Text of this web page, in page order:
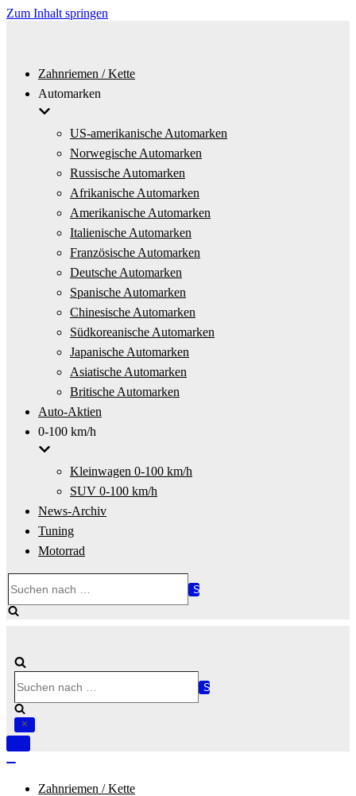
Zum Inhalt springen
Zahnriemen / Kette
Automarken
US-amerikanische Automarken
Norwegische Automarken
Russische Automarken
Afrikanische Automarken
Amerikanische Automarken
Italienische Automarken
Französische Automarken
Deutsche Automarken
Spanische Automarken
Chinesische Automarken
Südkoreanische Automarken
Japanische Automarken
Asiatische Automarken
Britische Automarken
Auto-Aktien
0-100 km/h
Kleinwagen 0-100 km/h
SUV 0-100 km/h
News-Archiv
Tuning
Motorrad
nach …
nach …
Navigation
Zahnriemen / Kette